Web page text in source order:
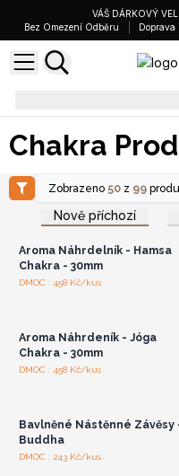
VÁŠ DÁRKOVÝ
Bez Omezení Odběru
Doprava
Léčebné hůlky a
Chakra
Zobrazeno 50 z 99
Nově příchozí
Přihlaste se nebo se
zaregistrujte pro
velkoobchodní ceny
Aroma Náhrdelník - Hamsa
Chakra - 30mm
DMOC : 458 Kč/kus
Přihlaste se nebo se
Aroma Náhrdeník - Jóga
Chakra - 30mm
DMOC : 458 Kč/kus
Přihlaste se nebo se
Bavlněné Nástěnné Závěsy
Buddha
DMOC : 243 Kč/kus
Přihlaste se nebo se